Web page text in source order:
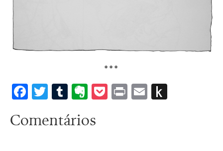
***
Facebook
Twitter
Tumblr
Evernote
Pocket
PrintEmail
Comentários